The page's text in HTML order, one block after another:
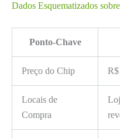
Dados Esquematizados
Ponto-Chave
Preço do Chip
Locais de
Compra